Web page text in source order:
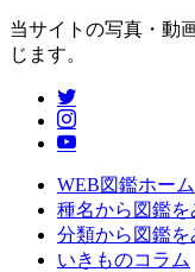
当サイトの写真・動
じます。
WEB図鑑ホーム
種名から図鑑を
分類から図鑑を
いきものコラム